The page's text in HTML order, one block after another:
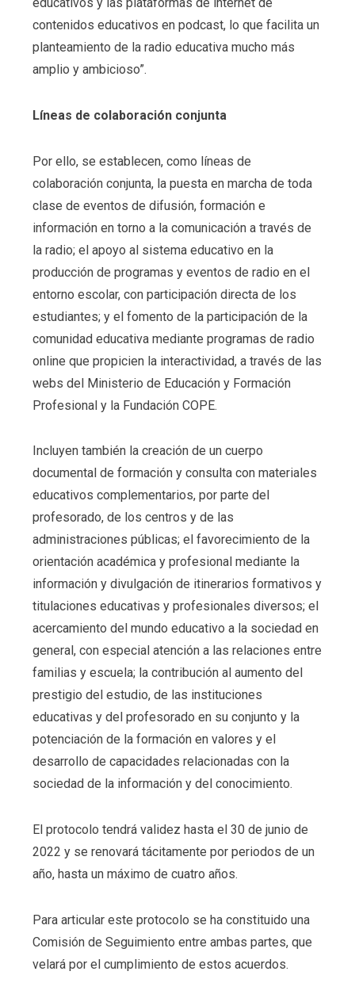
educativos y las plataformas de internet de
contenidos educativos en podcast, lo que facilita un
planteamiento de la radio educativa mucho más
amplio y ambicioso”.
Líneas de colaboración conjunta
Por ello, se establecen, como líneas de
colaboración conjunta, la puesta en marcha de toda
clase de eventos de difusión, formación e
información en torno a la comunicación a través de
la radio; el apoyo al sistema educativo en la
producción de programas y eventos de radio en el
entorno escolar, con participación directa de los
estudiantes; y el fomento de la participación de la
comunidad educativa mediante programas de radio
online que propicien la interactividad, a través de las
webs del Ministerio de Educación y Formación
Profesional y la Fundación COPE.
Incluyen también la creación de un cuerpo
documental de formación y consulta con materiales
educativos complementarios, por parte del
profesorado, de los centros y de las
administraciones públicas; el favorecimiento de la
orientación académica y profesional mediante la
información y divulgación de itinerarios formativos y
titulaciones educativas y profesionales diversos; el
acercamiento del mundo educativo a la sociedad en
general, con especial atención a las relaciones entre
familias y escuela; la contribución al aumento del
prestigio del estudio, de las instituciones
educativas y del profesorado en su conjunto y la
potenciación de la formación en valores y el
desarrollo de capacidades relacionadas con la
sociedad de la información y del conocimiento.
El protocolo tendrá validez hasta el 30 de junio de
2022 y se renovará tácitamente por periodos de un
año, hasta un máximo de cuatro años.
Para articular este protocolo se ha constituido una
Comisión de Seguimiento entre ambas partes, que
velará por el cumplimiento de estos acuerdos.